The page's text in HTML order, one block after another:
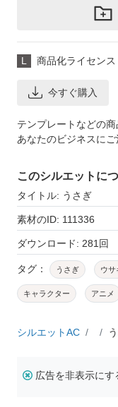
L 商品化ライセンス
今すぐ購入
テンプレートなどの
あなたのビジネスにご
このシルエットに
タイトル: うさぎ
素材のID: 111336
ダウンロード: 281回
タグ： うさぎ ウサ
キャラクター アニメ
シルエットAC
広告を非表示にす